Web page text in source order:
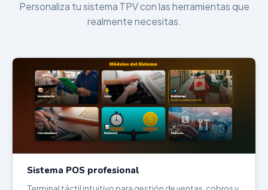
Personaliza tu sistema TPV con las herramientas que
realmente necesitas.
Sistema POS profesional